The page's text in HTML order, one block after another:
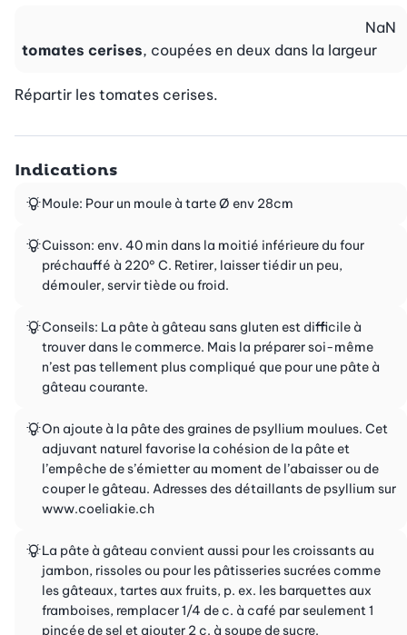
tomates cerises, coupées en deux dans la largeur
NaN
Répartir les tomates cerises.
Indications
Moule: Pour un moule à tarte Ø env 28cm
Cuisson: env. 40 min dans la moitié inférieure du four
préchauffé à 220° C. Retirer, laisser tiédir un peu,
démouler, servir tiède ou froid.
Conseils: La pâte à gâteau sans gluten est difficile à
trouver dans le commerce. Mais la préparer soi-même
n’est pas tellement plus compliqué que pour une pâte à
gâteau courante.
On ajoute à la pâte des graines de psyllium moulues. Cet
adjuvant naturel favorise la cohésion de la pâte et
l’empêche de s’émietter au moment de l’abaisser ou de
couper le gâteau. Adresses des détaillants de psyllium sur
www.coeliakie.ch
La pâte à gâteau convient aussi pour les croissants au
jambon, rissoles ou pour les pâtisseries sucrées comme
les gâteaux, tartes aux fruits, p. ex. les barquettes aux
framboises, remplacer 1/4 de c. à café par seulement 1
pincée de sel et ajouter 2 c. à soupe de sucre.